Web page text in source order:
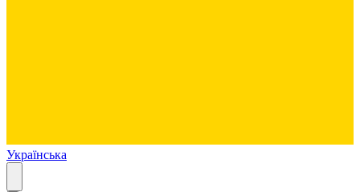
Українська